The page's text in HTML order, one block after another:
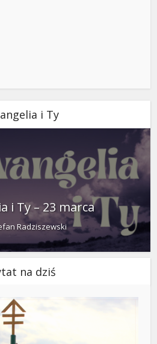
i Ty
i Ty – 23 marca
Radziszewski
na dziś